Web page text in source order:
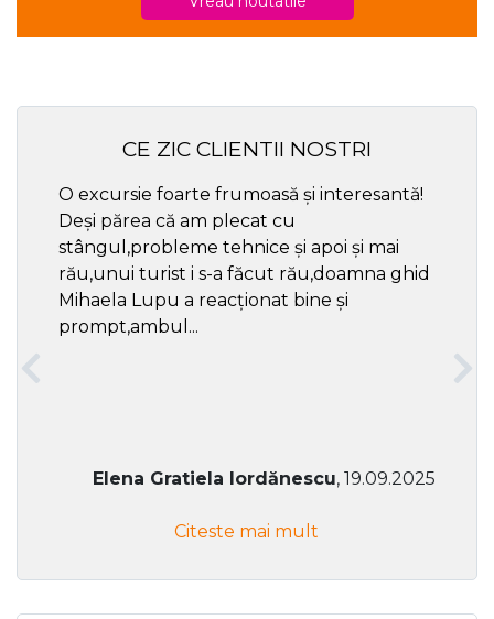
CE ZIC CLIENTII NOSTRI
O excursie foarte frumoasă și interesantă!
Deși părea că am plecat cu
stângul,probleme tehnice și apoi și mai
rău,unui turist i s-a făcut rău,doamna ghid
Mihaela Lupu a reacționat bine și
prompt,ambul...
Elena Gratiela Iordănescu, 19.09.2025
Citeste mai mult